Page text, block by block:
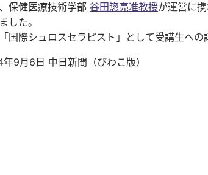
保健医療技術学部 谷田惣亮准教授が運営に
した。
国際シュロスセラピスト」として受講生への
9月6日 中日新聞（びわこ版）